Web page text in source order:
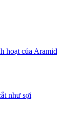
hoạt của Aramid
như sợi